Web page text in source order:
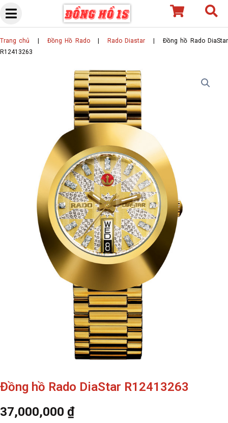
Skip
content
Trang chủ Đồng Hồ Rado| Rado Diastar |Đồng hồ Rado DiaStar
R12413263
Đồng hồ Rado DiaStar R12413263
37,000,000 ₫